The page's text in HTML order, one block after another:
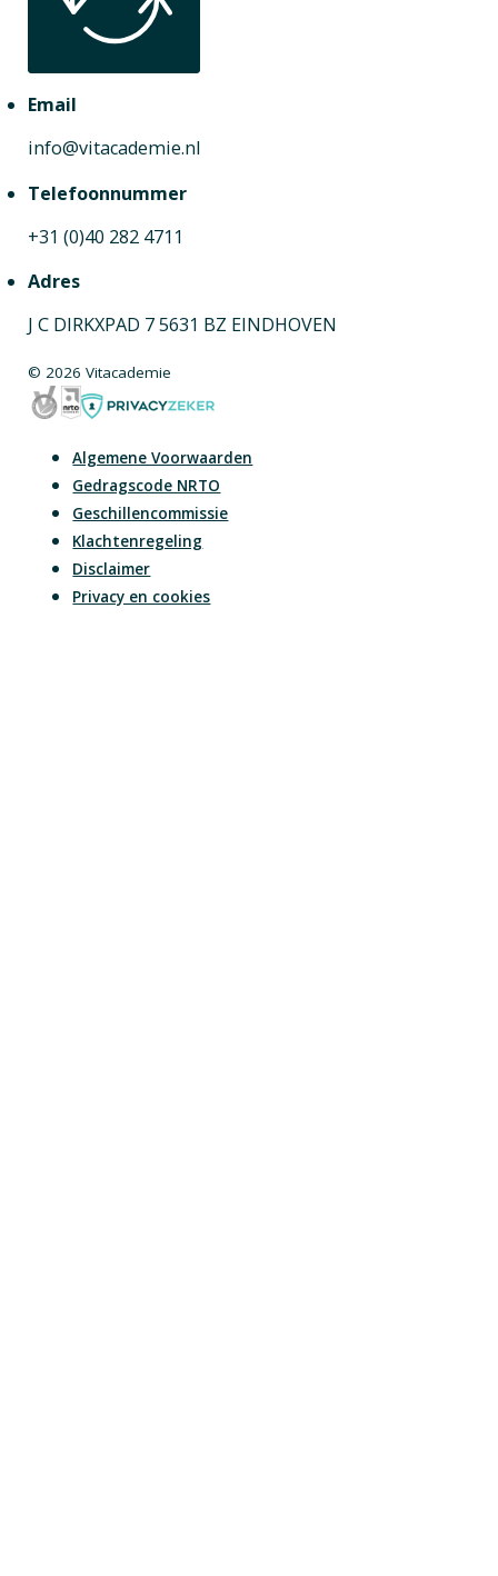
Email
info@vitacademie.nl
Telefoonnummer
+31 (0)40 282 4711
Adres
J C DIRKXPAD 7 5631 BZ EINDHOVEN
© 2026 Vitacademie
Algemene Voorwaarden
Gedragscode NRTO
Geschillencommissie
Klachtenregeling
Disclaimer
Privacy en cookies